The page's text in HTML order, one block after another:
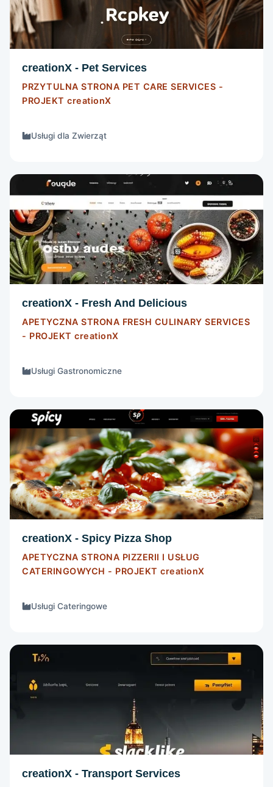
Szczegóły
creationX - Pet Services
PRZYTULNA STRONA PET CARE SERVICES -
PROJEKT creationX
Usługi dla Zwierząt
STRONA INTERNETOWA
Szczegóły
creationX - Fresh And Delicious
APETYCZNA STRONA FRESH CULINARY SERVICES
- PROJEKT creationX
Usługi Gastronomiczne
STRONA INTERNETOWA
Szczegóły
creationX - Spicy Pizza Shop
APETYCZNA STRONA PIZZERII I USŁUG
CATERINGOWYCH - PROJEKT creationX
Usługi Cateringowe
Szczegóły
creationX - Transport Services